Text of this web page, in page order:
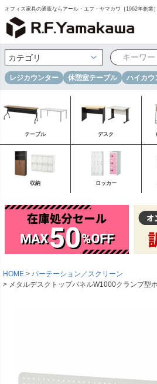
オフィス家具の通販ならアール・エフ・ヤマカワ［1962年創業］
レジカウンター 休憩室テーブル ハイカウ
テーブル デスク
収納 ロッカー
HOME
パーテーション／スクリーン
メタルデスクトップパネルW1000クランプ型